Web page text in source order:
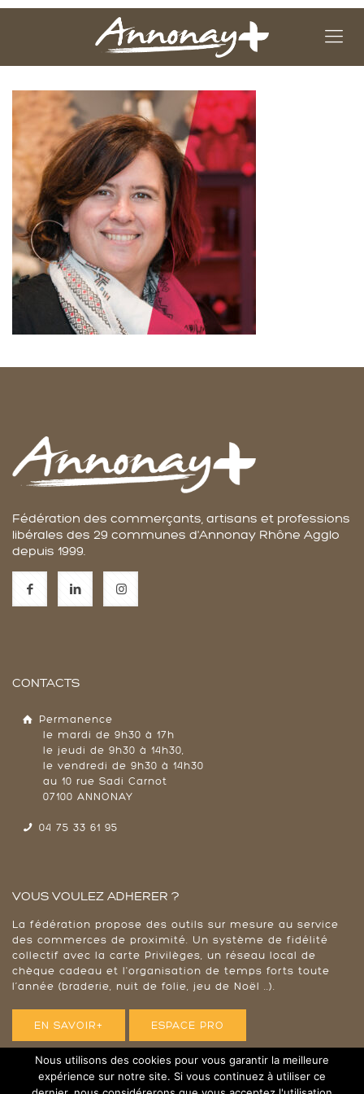
Fédération des commerçants, artisans et professions
libérales des 29 communes d'Annonay Rhône Agglo
depuis 1999.
CONTACTS
Permanence
le mardi de 9h30 à 17h
le jeudi de 9h30 à 14h30,
le vendredi de 9h30 à 14h30
au 10 rue Sadi Carnot
07100 ANNONAY
04 75 33 61 95
VOUS VOULEZ ADHERER ?
La fédération propose des outils sur mesure au service
des commerces de proximité. Un système de fidélité
collectif avec la carte Privilèges, un réseau local de
chèque cadeau et l'organisation de temps forts toute
l’année (braderie, nuit de folie, jeu de Noël ..).
EN SAVOIR+ ESPACE PRO
Nous utilisons des cookies pour vous garantir la meilleure
expérience sur notre site. Si vous continuez à utiliser ce